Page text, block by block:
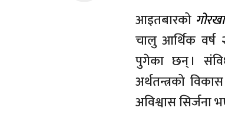
आइतबारको
चालु आर्थिक वर्ष
पुगेका छन् ।
अर्थतन्त्रको
अविश्वास सिर्जना